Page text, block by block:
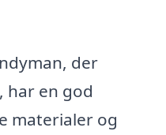
der
har en god
materialer og